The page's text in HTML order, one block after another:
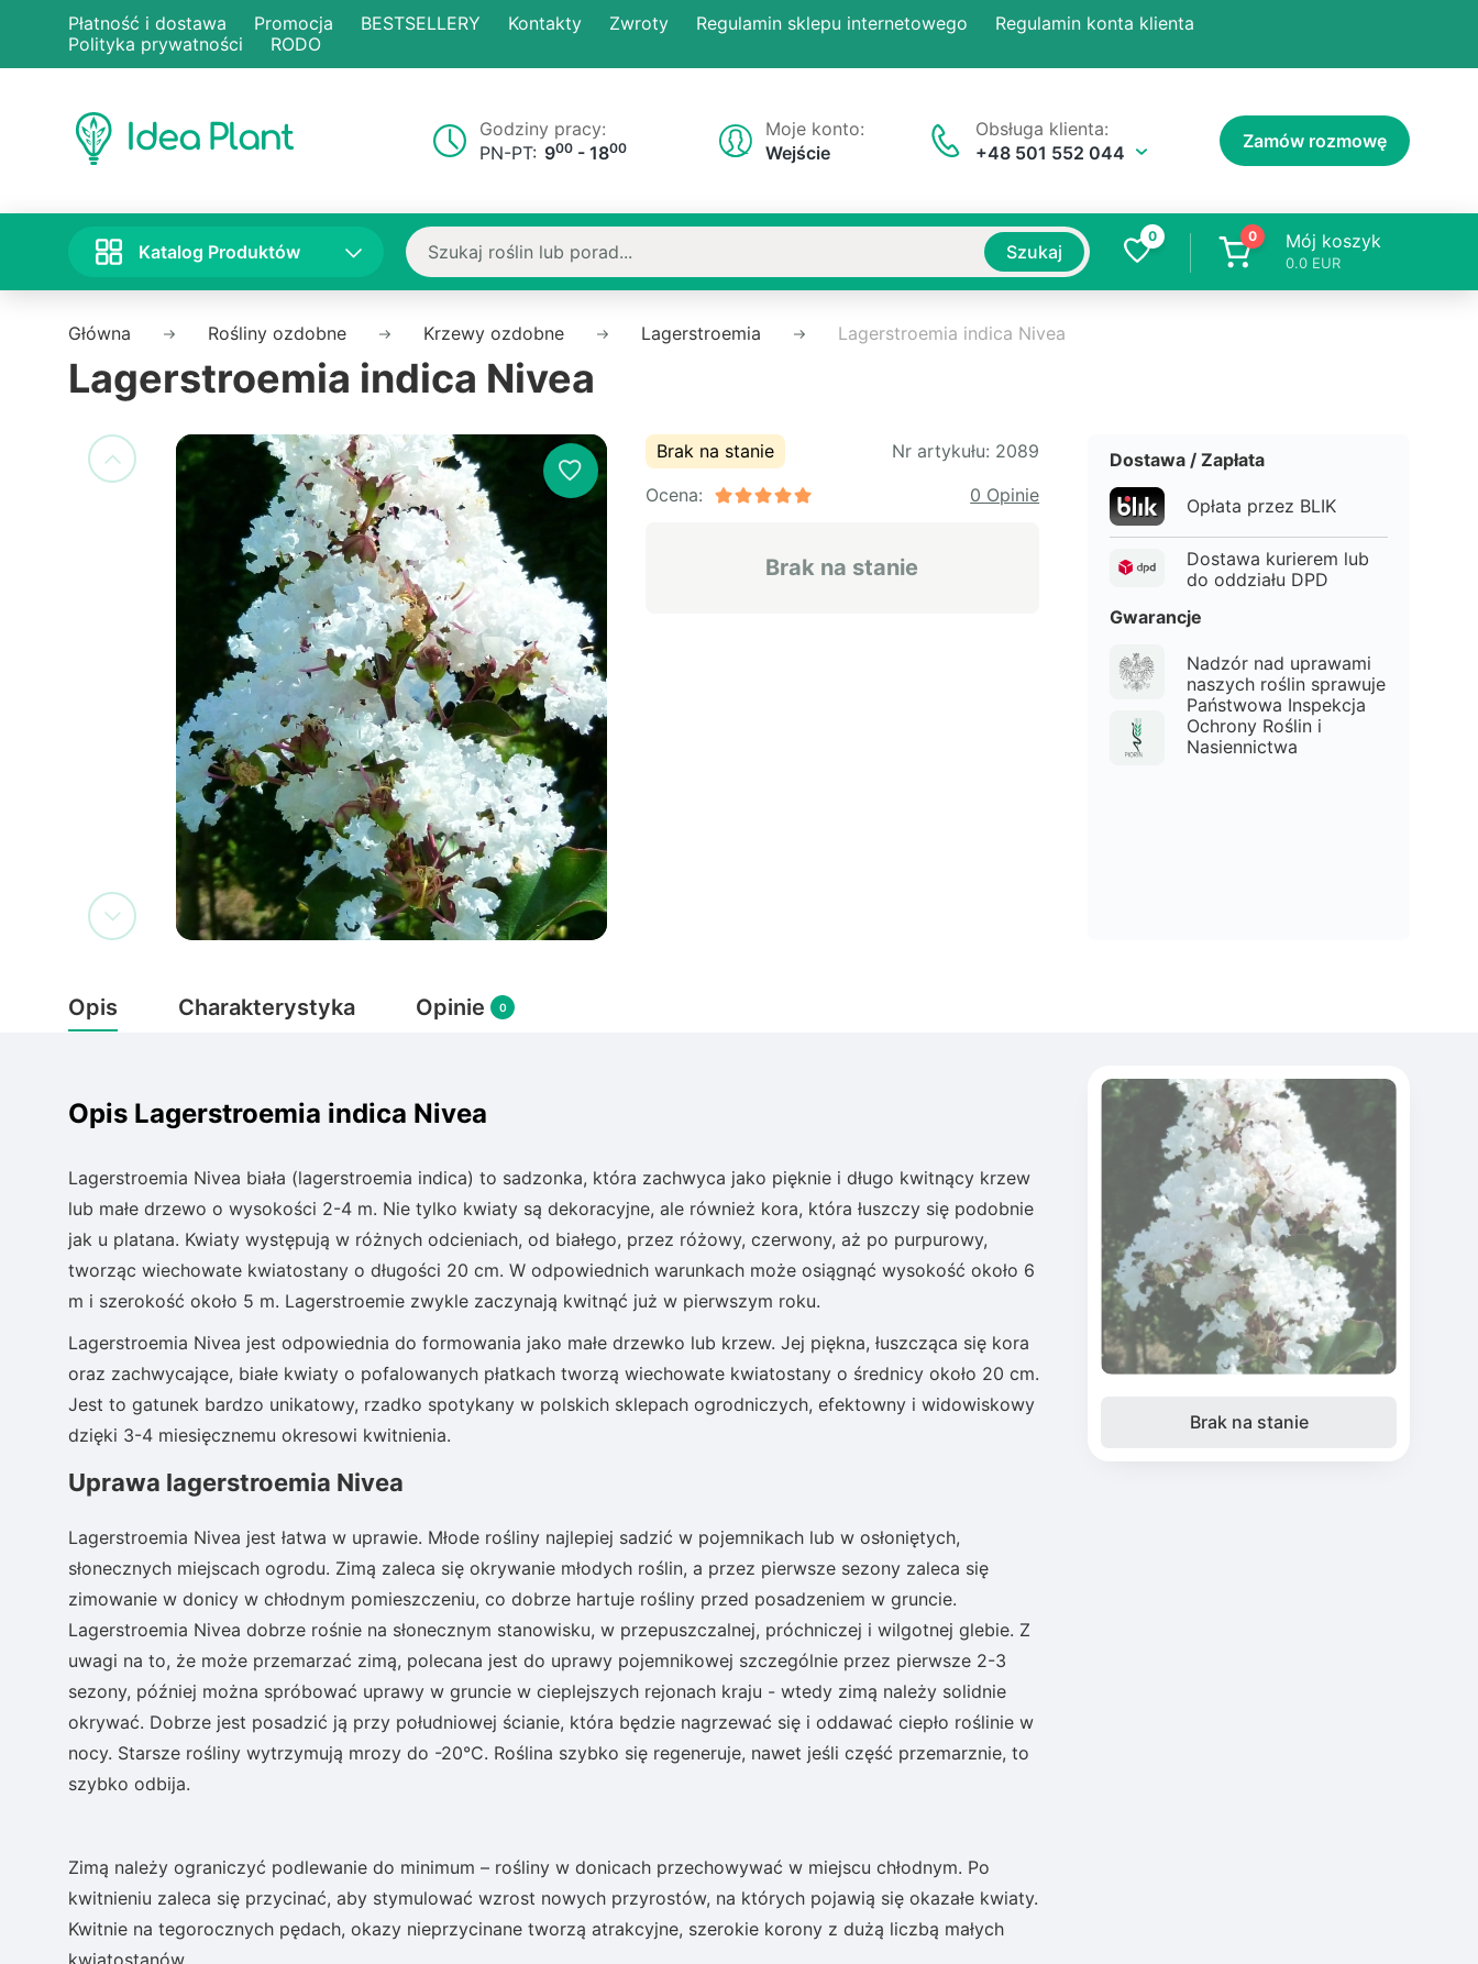
Płatność i dostawa Promocja BESTSELLERY Kontakty Zwroty Regulamin sklepu internetowego
Regulamin konta klienta
Polityka prywatności
RODO
Godziny pracy:
PN-PT: 900 - 1800
Obsługa klienta:
+48 501 552 044
Moje konto:
Wejście
Zamów rozmowę
Katalog Produktów Szukaj
0 0 Mój koszyk
0.0 EUR
Główna Rośliny ozdobne Krzewy ozdobne Lagerstroemia Lagerstroemia indica Nivea
Lagerstroemia indica Nivea
Brak na stanie Nr artykułu: 2089
Ocena:
0 Opinie
Brak na stanie
Dostawa / Zapłata
Opłata przez BLIK
Dostawa kurierem lub
do oddziału DPD
Gwarancje
Nadzór nad uprawami
naszych roślin sprawuje
Państwowa Inspekcja
Ochrony Roślin i
Nasiennictwa
Opis Charakterystyka Opinie 0
Opis Lagerstroemia indica Nivea
Lagerstroemia Nivea biała (lagerstroemia indica) to sadzonka, która zachwyca jako pięknie i długo kwitnący krzew
lub małe drzewo o wysokości 2-4 m. Nie tylko kwiaty są dekoracyjne, ale również kora, która łuszczy się podobnie
jak u platana. Kwiaty występują w różnych odcieniach, od białego, przez różowy, czerwony, aż po purpurowy,
tworząc wiechowate kwiatostany o długości 20 cm. W odpowiednich warunkach może osiągnąć wysokość około 6
m i szerokość około 5 m. Lagerstroemie zwykle zaczynają kwitnąć już w pierwszym roku.
Lagerstroemia Nivea jest odpowiednia do formowania jako małe drzewko lub krzew. Jej piękna, łuszcząca się kora
oraz zachwycające, białe kwiaty o pofalowanych płatkach tworzą wiechowate kwiatostany o średnicy około 20 cm.
Jest to gatunek bardzo unikatowy, rzadko spotykany w polskich sklepach ogrodniczych, efektowny i widowiskowy
dzięki 3-4 miesięcznemu okresowi kwitnienia.
Uprawa lagerstroemia Nivea
Lagerstroemia Nivea jest łatwa w uprawie. Młode rośliny najlepiej sadzić w pojemnikach lub w osłoniętych,
słonecznych miejscach ogrodu. Zimą zaleca się okrywanie młodych roślin, a przez pierwsze sezony zaleca się
zimowanie w donicy w chłodnym pomieszczeniu, co dobrze hartuje rośliny przed posadzeniem w gruncie.
Lagerstroemia Nivea dobrze rośnie na słonecznym stanowisku, w przepuszczalnej, próchniczej i wilgotnej glebie. Z
uwagi na to, że może przemarzać zimą, polecana jest do uprawy pojemnikowej szczególnie przez pierwsze 2-3
sezony, później można spróbować uprawy w gruncie w cieplejszych rejonach kraju - wtedy zimą należy solidnie
okrywać. Dobrze jest posadzić ją przy południowej ścianie, która będzie nagrzewać się i oddawać ciepło roślinie w
nocy. Starsze rośliny wytrzymują mrozy do -20°C. Roślina szybko się regeneruje, nawet jeśli część przemarznie, to
szybko odbija.
Zimą należy ograniczyć podlewanie do minimum – rośliny w donicach przechowywać w miejscu chłodnym. Po
kwitnieniu zaleca się przycinać, aby stymulować wzrost nowych przyrostów, na których pojawią się okazałe kwiaty.
Kwitnie na tegorocznych pędach, okazy nieprzycinane tworzą atrakcyjne, szerokie korony z dużą liczbą małych
kwiatostanów.
Brak na stanie